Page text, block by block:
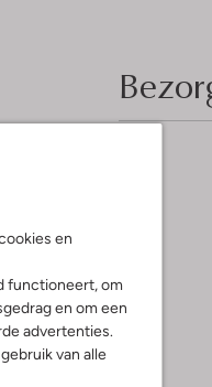
en
functioneert, om
en om een
advertenties.
van alle